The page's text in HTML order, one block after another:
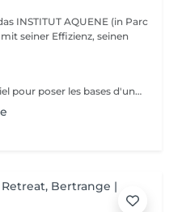
INSTITUT AQUENE (in Parc
seiner Effizienz, seinen
Un premier rendez-vous essentiel pour poser les bases d'un accompagnement efficace et personnalisé. Lors de ce bilan, nous analysons votre morphologie, vos habitudes, votre hygiène de vie et vos objectifs. Cela nous permet de comprendre les causes profondes de vos difficultés et de définir ensemble un programme adapté : soins, fréquence, conseils, cosmétique, hygiène de vie. Objectif : construire un plan minceur global, réaliste et efficace, en lien avec votre corps et vos besoins.